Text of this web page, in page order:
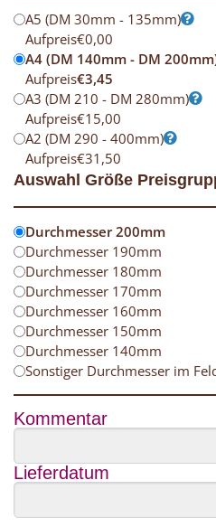
A5 (DM 30mm - 135mm)
Aufpreis€0,00
A4 (DM 140mm - DM
Aufpreis€3,45
A3 (DM 210 - DM 280mm)
Aufpreis€15,00
A2 (DM 290 - 400mm)
Aufpreis€31,50
Auswahl Größe
Durchmesser 200mm
Durchmesser 190mm
Durchmesser 180mm
Durchmesser 170mm
Durchmesser 160mm
Durchmesser 150mm
Durchmesser 140mm
Sonstiger Durchmesser im
Kommentar
Lieferdatum